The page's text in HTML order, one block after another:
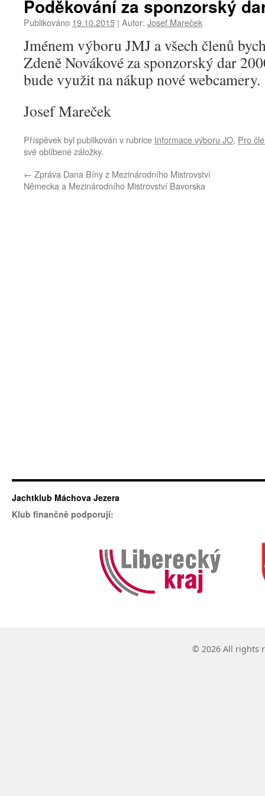
Poděkování za sponzorský
Publikováno 19.10.2015 | Autor: Josef Mareček
Jménem výboru JMJ a všech členů
Zdeně Novákové za sponzorský dar
bude využit na nákup nové webcamery.
Josef Mareček
Příspěvek byl publikován v rubrice Informace výboru JO, Pro
své oblíbené záložky.
← Zpráva Dana Bíny z Mezinárodního Mistrovství
Německa a Mezinárodního Mistrovství Bavorska
Jachtklub Máchova Jezera
Klub finančně podporují:
© 2026 All rights